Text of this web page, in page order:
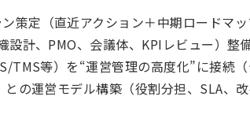
策定（直近アクション＋中期ロードマッ
設計、PMO、会議体、KPIレビュー）整
TMS等）を“運営管理の高度化”に接続（
の運営モデル構築（役割分担、SLA、改